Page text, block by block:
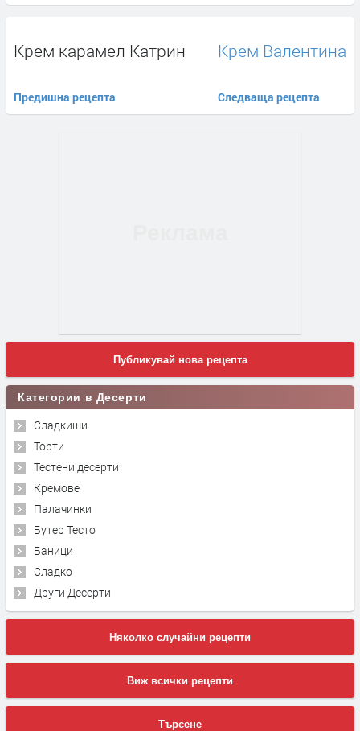
Крем карамел Катрин
Предишна рецепта
Крем Валентина
Следваща рецепта
Публикувай нова рецепта
Категории в Десерти
Сладкиши
Торти
Тестени десерти
Кремове
Палачинки
Бутер Тесто
Баници
Сладко
Други Десерти
Няколко случайни рецепти
Виж всички рецепти
Търсене